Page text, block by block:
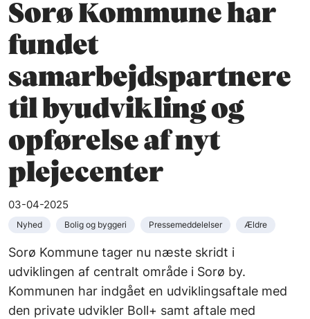
Sorø Kommune har
fundet
samarbejdspartnere
til byudvikling og
opførelse af nyt
plejecenter
03-04-2025
Nyhed Bolig og byggeri Pressemeddelelser Ældre
Sorø Kommune tager nu næste skridt i
udviklingen af centralt område i Sorø by.
Kommunen har indgået en udviklingsaftale med
den private udvikler Boll+ samt aftale med